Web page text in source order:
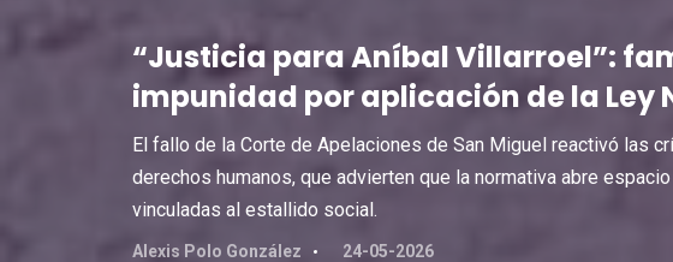
“Justicia para Aníbal Villarroel”:
impunidad por aplicación de la Ley
El fallo de la Corte de Apelaciones de San Miguel reactivó las
derechos humanos, que advierten que la normativa abre
vinculadas al estallido social.
Alexis Polo González 24-05-2026